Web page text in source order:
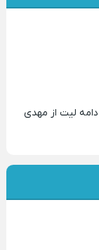
لیت از مهدی